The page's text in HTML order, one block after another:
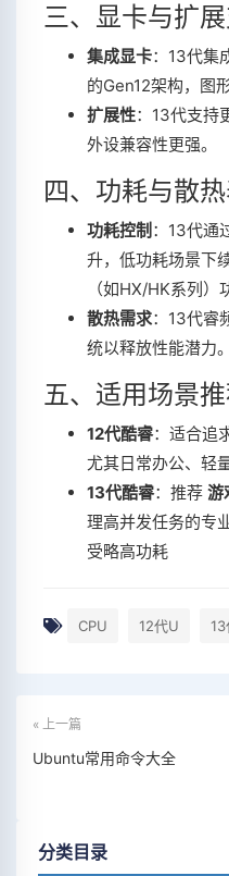
三、显卡与扩
集成显卡：13代集
的Gen12架构，图
扩展性：13代支持
外设兼容性更强‌。
四、功耗与散
功耗控制 ：13代通
升，低功耗场景下
（如HX/HK系列）
散热需求：13代睿
统以释放性能潜力‌。
五、适用场景
12代酷睿：适合追
尤其日常办公、轻
13代酷睿‌：推荐 ‌ 游
理高并发任务的专
受略高功耗‌
CPU 12代U 13
« 上一篇
Ubuntu常用命令大全
分类目录